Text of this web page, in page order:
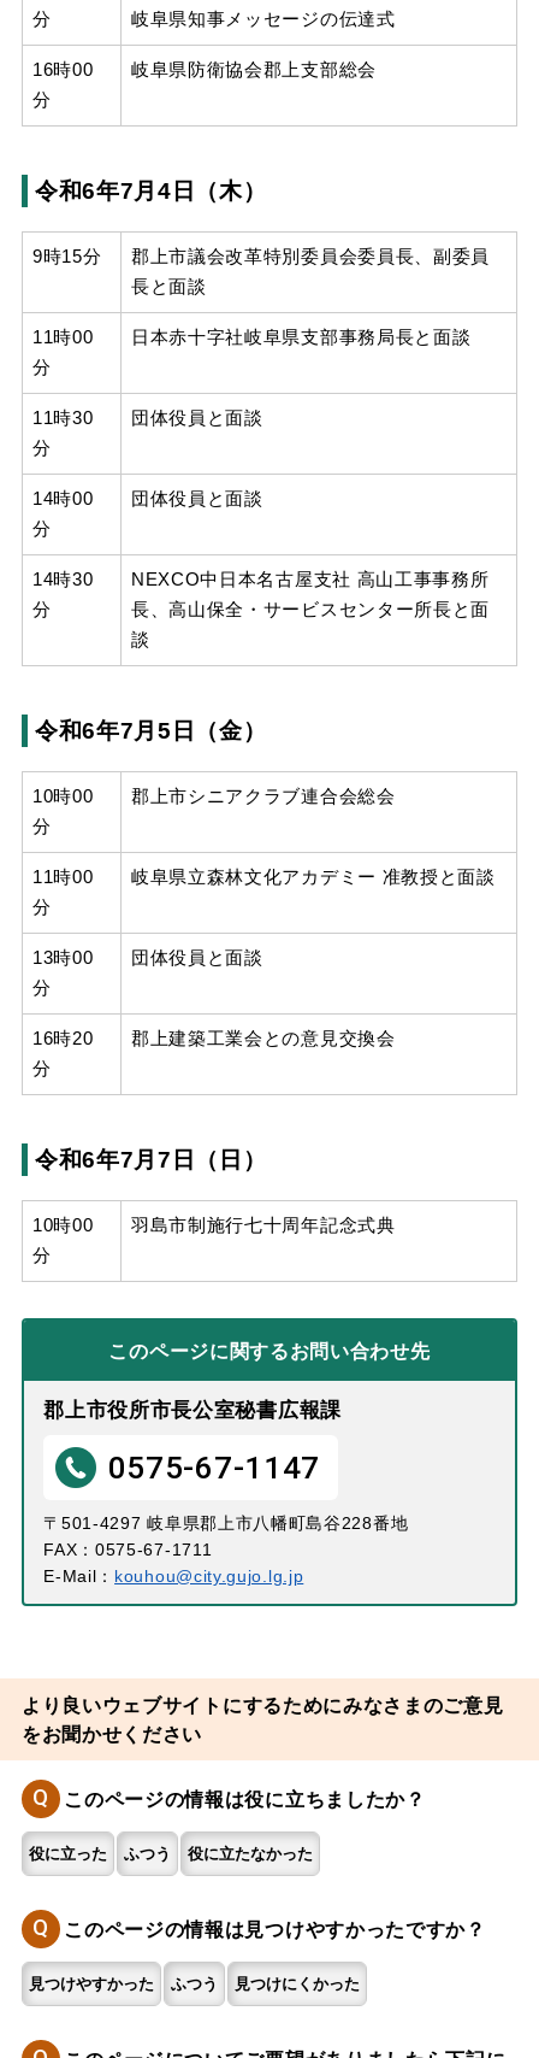
分
岐阜県知事メッセージの伝達式
16時00
分
岐阜県防衛協会郡上支部総会
令和6年7月4日（木）
9時15分
郡上市議会改革特別委員会委員長、副委員
長と面談
11時00
分
日本赤十字社岐阜県支部事務局長と面談
11時30
分
団体役員と面談
14時00
分
団体役員と面談
14時30
分
NEXCO中日本名古屋支社 高山工事事務所
長、高山保全・サービスセンター所長と面
談
令和6年7月5日（金）
10時00
分
郡上市シニアクラブ連合会総会
11時00
分
岐阜県立森林文化アカデミー 准教授と面談
13時00
分
団体役員と面談
16時20
分
郡上建築工業会との意見交換会
令和6年7月7日（日）
10時00
分
羽島市制施行七十周年記念式典
このページに関するお問い合わせ先
郡上市役所市長公室秘書広報課
0575-67-1147
〒501-4297 岐阜県郡上市八幡町島谷228番地
FAX：0575-67-1711
E-Mail： kouhou@city.gujo.lg.jp
より良いウェブサイトにするためにみなさまのご意見
をお聞かせください
Q このページの情報は役に立ちましたか？
役に立った ふつう 役に立たなかった
Q このページの情報は見つけやすかったですか？
見つけやすかった ふつう 見つけにくかった